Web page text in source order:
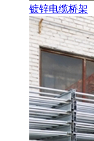
镀锌电缆桥架